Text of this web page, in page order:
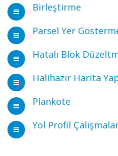
Birleştirme
Parsel Yer
Hatalı Blok
Halihazır Harita
Plankote
Yol Profil